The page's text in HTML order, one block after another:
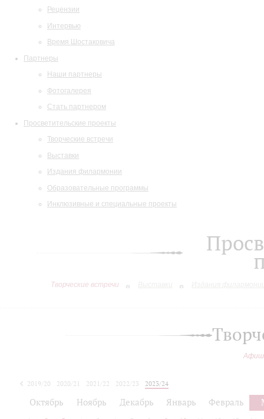
Рецензии
Интервью
Время Шостаковича
Партнеры
Наши партнеры
Фотогалерея
Стать партнером
Просветительские проекты
Творческие встречи
Выставки
Издания филармонии
Образовательные программы
Инклюзивные и специальные проекты
Творческие встречи
2019/20 2020/21 2021/22 2022/23
2023/24
Октябрь Ноябрь Декабрь Январь Февраль